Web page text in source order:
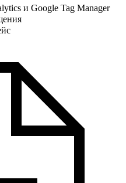
и Google Tag Manager